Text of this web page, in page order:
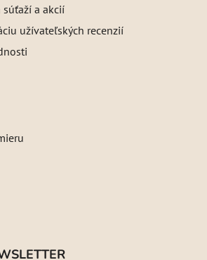
a akcií
užívateľských recenzií